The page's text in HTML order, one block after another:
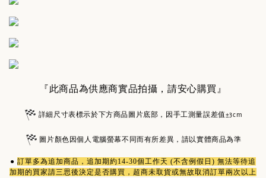
『此商品為供應商實品拍攝，請安心購買』
詳細尺寸表標示於下方商品圖片底部，因手工測量誤差值±3cm
圖片顏色因個人電腦螢幕不同而有所差異，請以實體商品為準
● 訂單多為追加商品 ，追加期約14-30個工作天 (不含例假日) 無法等待追
加期的買家請三思後決定是否購買，超商未取貨或無故取消訂單兩次以上